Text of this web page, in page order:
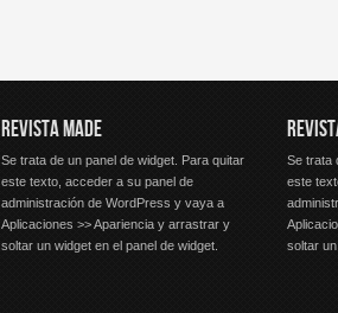
REVISTA MADE
Se trata de un panel de widget. Para quitar
este texto, acceder a su panel de
administración de WordPress y vaya a
Aplicaciones >> Apariencia y arrastrar y
soltar un widget en el panel de widget.
Se trata
este
soltar un